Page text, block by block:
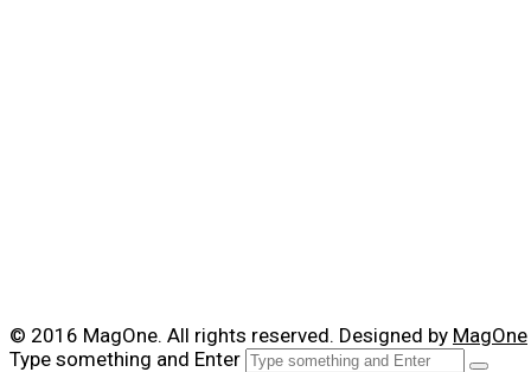
© 2016 MagOne. All rights reserved. Designed by MagOne
Type something and Enter